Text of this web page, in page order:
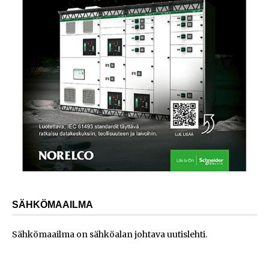
SÄHKÖMAAILMA
Sähkömaailma on sähköalan johtava uutislehti.